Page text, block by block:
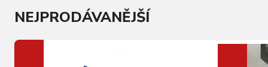
NEJPRODÁVANĚJŠÍ